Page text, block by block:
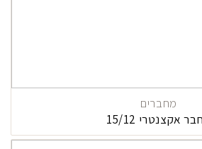
מחברים
אקצנטרי 15/12